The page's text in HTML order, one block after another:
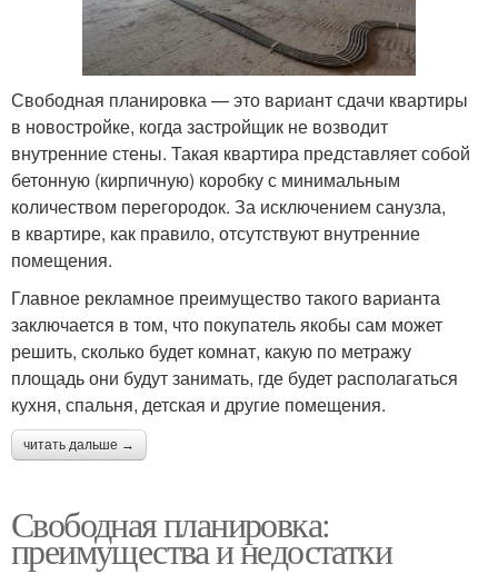
Свободная планировка — это вариант сдачи квартиры
в новостройке, когда застройщик не возводит
внутренние стены. Такая квартира представляет собой
бетонную (кирпичную) коробку с минимальным
количеством перегородок. За исключением санузла,
в квартире, как правило, отсутствуют внутренние
помещения.
Главное рекламное преимущество такого варианта
заключается в том, что покупатель якобы сам может
решить, сколько будет комнат, какую по метражу
площадь они будут занимать, где будет располагаться
кухня, спальня, детская и другие помещения.
читать дальше →
Свободная планировка:
преимущества и недостатки